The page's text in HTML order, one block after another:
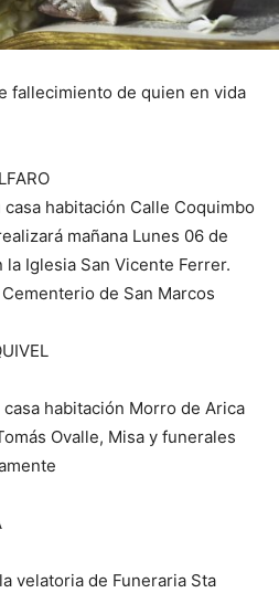
fallecimiento de quien en vida
habitación Calle Coquimbo
mañana Lunes 06 de
Iglesia San Vicente Ferrer.
de San Marcos
habitación Morro de Arica
Ovalle, Misa y funerales
velatoria de Funeraria Sta